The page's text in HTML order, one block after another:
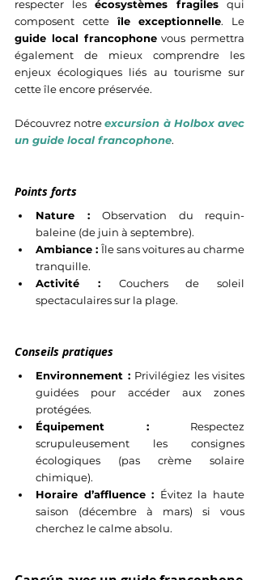
respecter les écosystèmes fragiles qui
composent cette île exceptionnelle
guide local francophone vous permettra
également de mieux comprendre les
enjeux écologiques liés au tourisme sur
cette île encore préservée.
Découvrez notre excursion à Holbox avec
un guide local francophone.
Points forts
Nature : Observation du requin-
baleine (de juin à septembre).
Ambiance : Île sans voitures au charme
tranquille.
Activité : Couchers de soleil
spectaculaires sur la plage.
Conseils pratiques
Environnement : Privilégiez les visites
guidées pour accéder aux zones
protégées.
Équipement : Respectez
scrupuleusement les consignes
écologiques (pas crème solaire
chimique).
Horaire d’affluence : Évitez la haute
saison (décembre à mars) si vous
cherchez le calme absolu.